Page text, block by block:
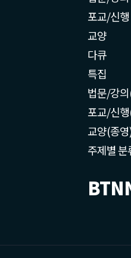
포교/신행
교양
다큐
특집
법문/강
포교/신
교양(종
주제별 분